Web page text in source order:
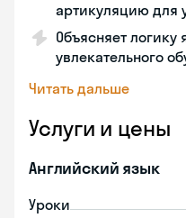
артикуляцию для
Объясняет логику
увлекательного
Читать дальше
Услуги и цены
Английский язык
Уроки